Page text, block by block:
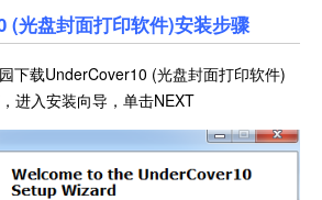
(光盘封面打印软件)安装步骤
载UnderCover10 (光盘封面打印软件)
进入安装向导，单击NEXT